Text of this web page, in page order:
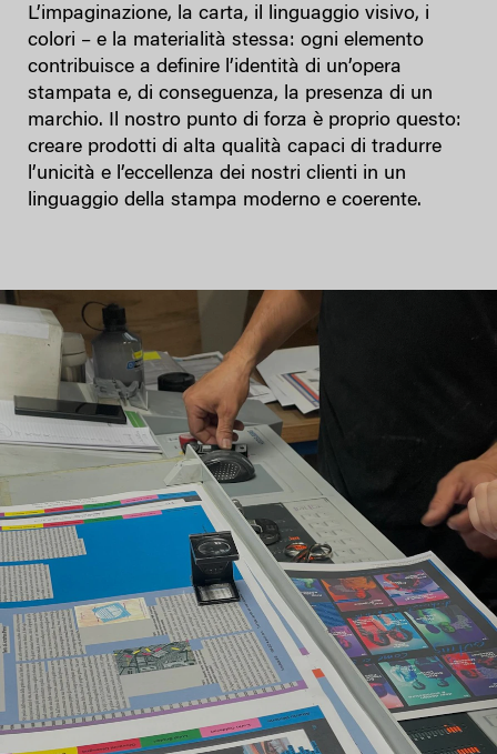
L’impaginazione, la carta, il linguaggio visivo, i
colori – e la materialità stessa: ogni elemento
contribuisce a definire l’identità di un’opera
stampata e, di conseguenza, la presenza di un
marchio. Il nostro punto di forza è proprio questo:
creare prodotti di alta qualità capaci di tradurre
l’unicità e l’eccellenza dei nostri clienti in un
linguaggio della stampa moderno e coerente.